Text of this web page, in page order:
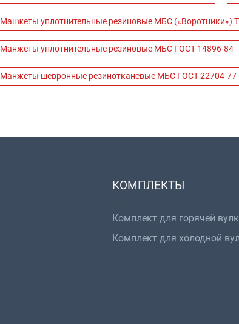
Манжеты уплотнительные резиновые МБС («Воротники»)
Манжеты уплотнительные резиновые МБС ГОСТ 14896-84
Манжеты шевронные резинотканевые МБС ГОСТ 22704-77
КОМПЛЕКТЫ
Комплект для горячей
Комплект для холодной